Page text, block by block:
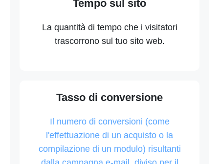
Tempo sul sito
La quantità di tempo che i visitatori
trascorrono sul tuo sito web.
Tasso di conversione
Il numero di conversioni (come
l'effettuazione di un acquisto o la
compilazione di un modulo) risultanti